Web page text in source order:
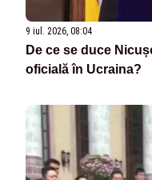
9 iul. 2026, 08:04
De ce se duce
oficială în Ucraina?